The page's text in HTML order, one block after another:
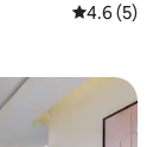
5 ರಲ್ಲಿ 4.6
4.6 (5)